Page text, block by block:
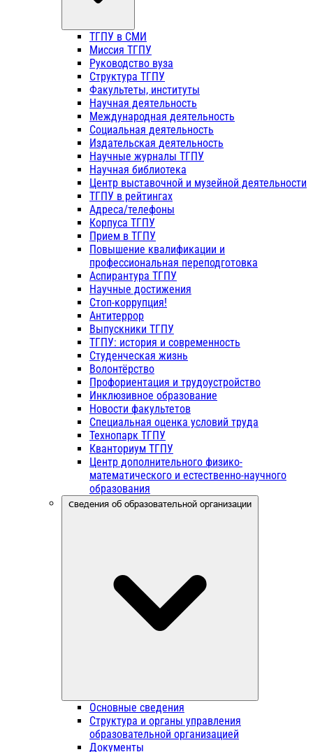
ТГПУ в СМИ
Миссия ТГПУ
Руководство вуза
Структура ТГПУ
Факультеты, институты
Научная деятельность
Международная деятельность
Социальная деятельность
Издательская деятельность
Научные журналы ТГПУ
Научная библиотека
Центр выставочной и музейной деятельности
ТГПУ в рейтингах
Адреса/телефоны
Корпуса ТГПУ
Прием в ТГПУ
Повышение квалификации и
профессиональная переподготовка
Аспирантура ТГПУ
Научные достижения
Стоп-коррупция!
Антитеррор
Выпускники ТГПУ
ТГПУ: история и современность
Студенческая жизнь
Волонтёрство
Профориентация и трудоустройство
Инклюзивное образование
Новости факультетов
Специальная оценка условий труда
Технопарк ТГПУ
Кванториум ТГПУ
Центр дополнительного физико-
математического и естественно-научного
образования
Сведения об образовательной организации
Основные сведения
Структура и органы управления
образовательной организацией
Документы